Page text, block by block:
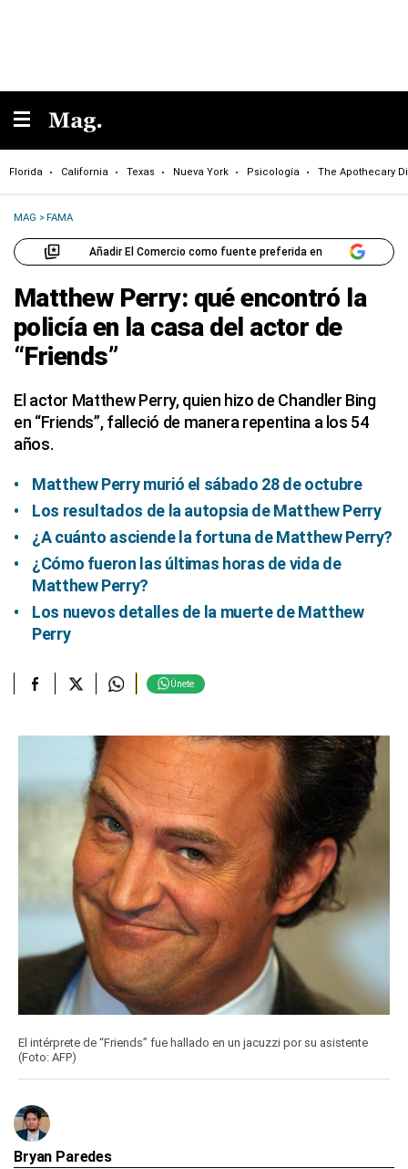
Florida California Texas Nueva York Psicología The Apothecary
MAG >FAMA
Añadir El Comercio como fuente preferida en
Matthew Perry: qué encontró la
policía en la casa del actor de
“Friends”
El actor Matthew Perry, quien hizo de Chandler Bing
en “Friends”, falleció de manera repentina a los 54
años.
Matthew Perry murió el sábado 28 de octubre
Los resultados de la autopsia de Matthew Perry
¿A cuánto asciende la fortuna de Matthew Perry?
¿Cómo fueron las últimas horas de vida de
Matthew Perry?
Los nuevos detalles de la muerte de Matthew
Perry
Únete
El intérprete de “Friends” fue hallado en un jacuzzi por su asistente
(Foto: AFP)
Bryan Paredes